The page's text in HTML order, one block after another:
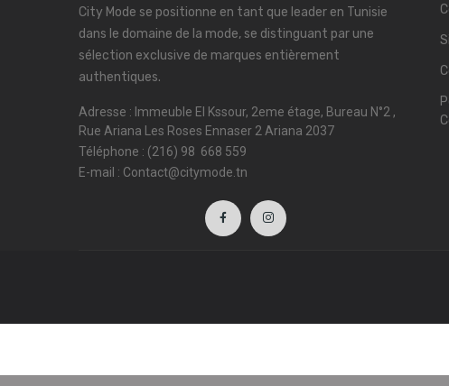
City Mode se positionne en tant que leader en Tunisie
dans le domaine de la mode, se distinguant par une
sélection exclusive de marques entièrement
authentiques.
Adresse : Immeuble El Kssour, 2eme étage, Bureau N°2 ,
Rue Ariana Les Roses Ennaser 2 Ariana 2037
Téléphone : (216) 98 668 559
E-mail : Contact@citymode.tn